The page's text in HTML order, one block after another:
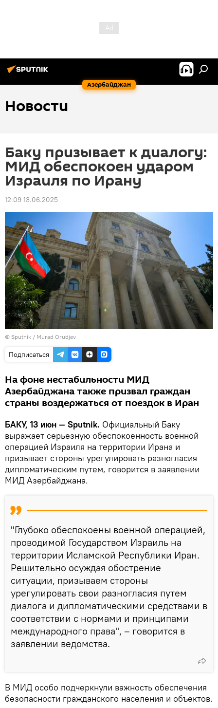
Азербайджан
Новости
Баку призывает к диалогу:
МИД обеспокоен ударом
Израиля по Ирану
12:09 13.06.2025
© Sputnik / Murad Orudjev
Подписаться
На фоне нестабильности МИД
Азербайджана также призвал граждан
страны воздержаться от поездок в Иран
БАКУ, 13 июн — Sputnik. Официальный Баку
выражает серьезную обеспокоенность военной
операцией Израиля на территории Ирана и
призывает стороны урегулировать разногласия
дипломатическим путем, говорится в заявлении
МИД Азербайджана.
"Глубоко обеспокоены военной операцией,
проводимой Государством Израиль на
территории Исламской Республики Иран.
Решительно осуждая обострение
ситуации, призываем стороны
урегулировать свои разногласия путем
диалога и дипломатическими средствами в
соответствии с нормами и принципами
международного права", – говорится в
заявлении ведомства.
В МИД особо подчеркнули важность обеспечения
безопасности гражданского населения и объектов.